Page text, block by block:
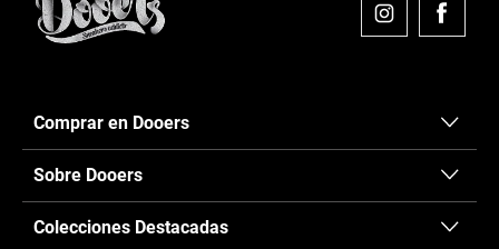
Comprar en Dooers
Sobre Dooers
Colecciones Destacadas